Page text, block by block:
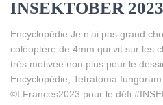
INSEKTOBER
Encyclopédie Je n’ai pas grand
coléoptère de 4mm qui vit sur les
très motivée non plus pour le
Encyclopédie, Tetratoma
©I.Frances2023 pour le défi